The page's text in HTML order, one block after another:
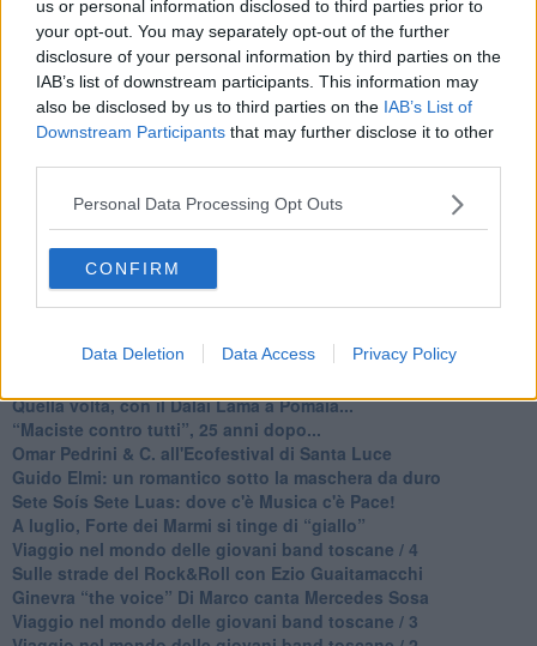
us or personal information disclosed to third parties prior to
your opt-out. You may separately opt-out of the further
disclosure of your personal information by third parties on the
IAB’s list of downstream participants. This information may
also be disclosed by us to third parties on the IAB’s List of
Downstream Participants that may further disclose it to other
Personal Data Processing Opt Outs
CONFIRM
Data Deletion Data Access Privacy Policy
La scatola blu - band
Ti potrebbe interessare anche:
​Trasferirsi in Portogallo:il sogno diventa realtà
Quella volta, con il Dalai Lama a Pomaia...
​“Maciste contro tutti”, 25 anni dopo...
​Omar Pedrini & C. all'Ecofestival di Santa Luce
Guido Elmi: un romantico sotto la maschera da duro
Sete Soís Sete Luas: dove c'è Musica c'è Pace!
​A luglio, Forte dei Marmi si tinge di “giallo”
Viaggio nel mondo delle giovani band toscane / 4
Sulle strade del Rock&Roll con Ezio Guaitamacchi
​Ginevra “the voice” Di Marco canta Mercedes Sosa
Viaggio nel mondo delle giovani band toscane / 3